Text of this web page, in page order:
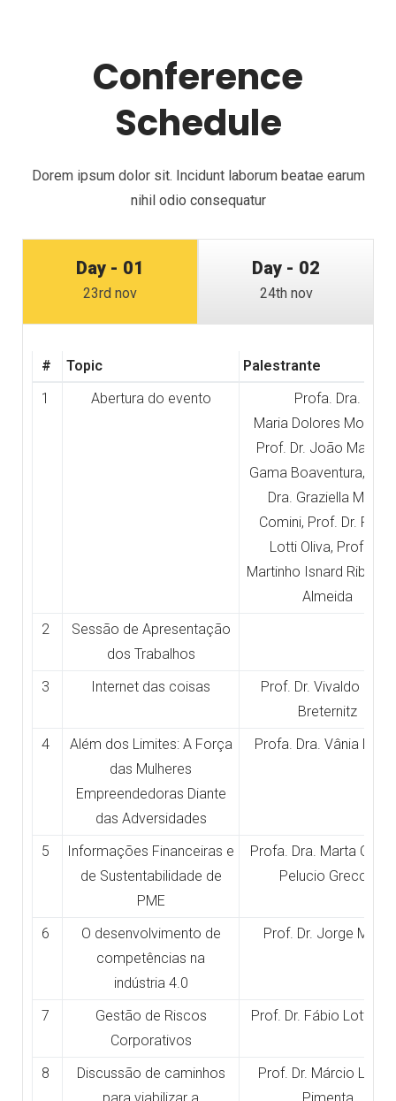
Conference
Schedule
Dorem ipsum dolor sit. Incidunt laborum beatae earum
nihil odio consequatur
Day - 01
23rd nov
Day - 02
24th nov
# Topic
Palestrante
1
Abertura do evento
Profa. Dra.
Maria Dolores
Prof. Dr. João
Gama Boaventura,
Dra. Graziella Maria
Comini, Prof. Dr. Fábio
Lotti Oliva, Prof. Dr.
Martinho Isnard Ribeiro
Almeida
2
Sessão de Apresentação
dos Trabalhos
3
Internet das coisas
Prof. Dr. Vivaldo José
Breternitz
4
Além dos Limites: A Força
das Mulheres
Empreendedoras Diante
das Adversidades
Profa. Dra. Vânia
5
Informações Financeiras e
de Sustentabilidade de
PME
Profa. Dra. Marta
Pelucio Grecco
6
O desenvolvimento de
competências na
indústria 4.0
Prof. Dr. Jorge Muniz
7
Gestão de Riscos
Corporativos
Prof. Dr. Fábio Lotti
8
Discussão de caminhos
Prof. Dr. Márcio Lopes